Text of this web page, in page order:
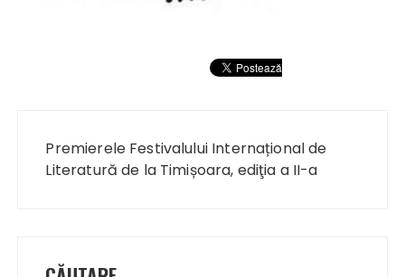
articole
Premierele Festivalului Internațional de
Literatură de la Timișoara, ediţia a II-a